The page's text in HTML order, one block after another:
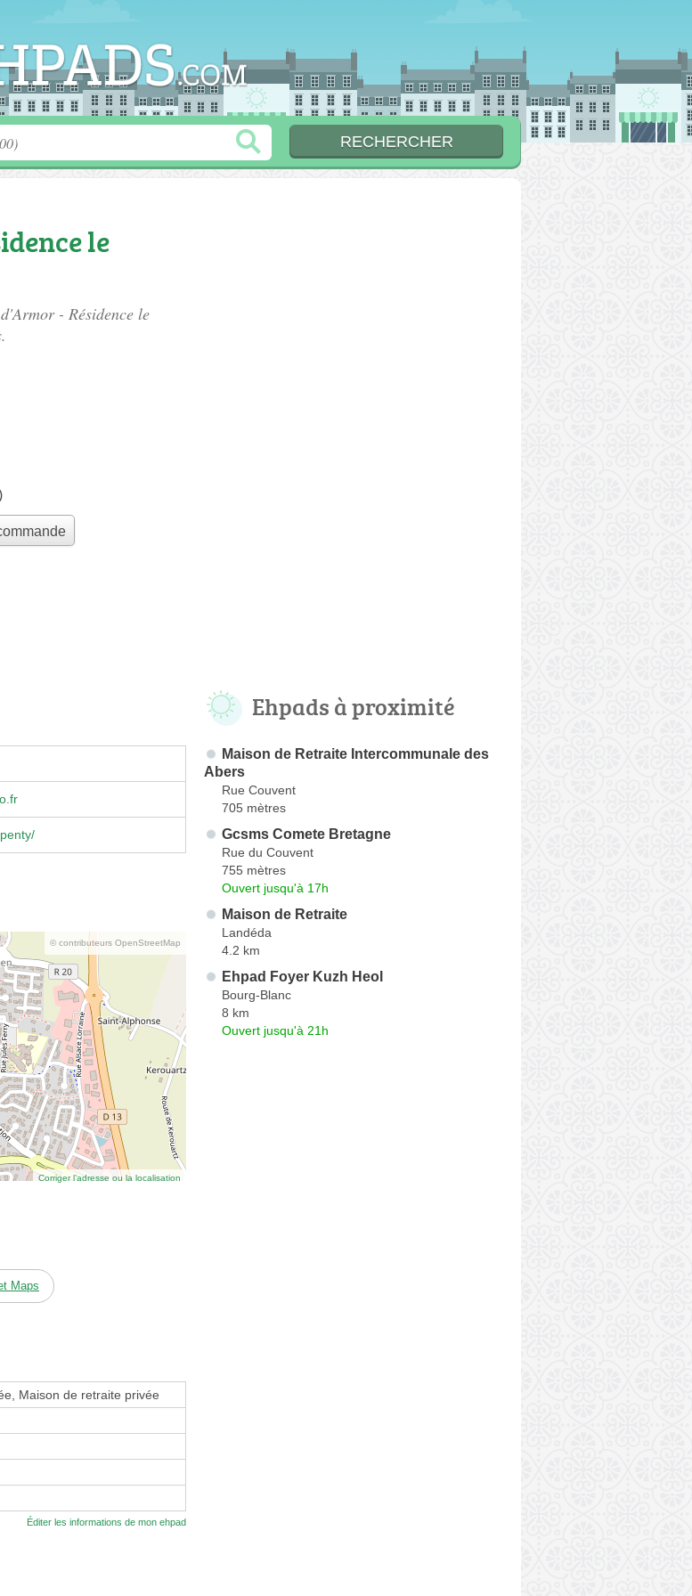
le
- Résidence le
© contributeurs OpenStreetMap
Corriger l’adresse ou la localisation
Maps
Maison de retraite privée
Éditer les informations de mon ehpad
Ehpads à proximité
Maison de Retraite Intercommunale des
Abers
Rue Couvent
705 mètres
Gcsms Comete Bretagne
Rue du Couvent
755 mètres
Ouvert jusqu'à 17h
Maison de Retraite
Landéda
4.2 km
Ehpad Foyer Kuzh Heol
Bourg-Blanc
8 km
Ouvert jusqu'à 21h